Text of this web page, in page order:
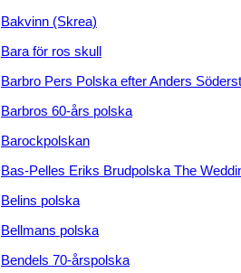
Bakvinn (Skrea)
Bara för ros skull
Barbro Pers Polska efter Anders
Barbros 60-års polska
Barockpolskan
Bas-Pelles Eriks Brudpolska The
Belins polska
Bellmans polska
Bendels 70-årspolska